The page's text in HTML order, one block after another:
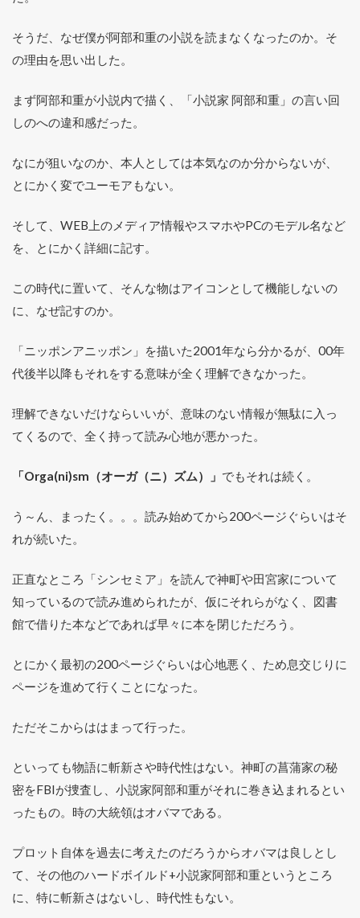
そうだ、なぜ僕が阿部和重の小説を読まなくなったのか。そ
の理由を思い出した。
まず阿部和重が小説内で描く、「小説家 阿部和重」の言い回
しのへの違和感だった。
なにが狙いなのか、本人としては本気なのか分からないが、
とにかく変でユーモアもない。
そして、WEB上のメディア情報やスマホやPCのモデル名など
を、とにかく詳細に記す。
この時代に置いて、そんな物はアイコンとして機能しないの
に、なぜ記すのか。
「ニッポンアニッポン」を描いた2001年なら分かるが、00年
代後半以降もそれをする意味が全く理解できなかった。
理解できないだけならいいが、意味のない情報が無駄に入っ
てくるので、全く持って読み心地が悪かった。
「Orga(ni)sm（オーガ（ニ）ズム）」 でもそれは続く。
う～ん、まったく。。。読み始めてから200ページぐらいはそ
れが続いた。
正直なところ「シンセミア」を読んで神町や田宮家について
知っているので読み進められたが、仮にそれらがなく、図書
館で借りた本などであれば早々に本を閉じただろう。
とにかく最初の200ページぐらいは心地悪く、ため息交じりに
ページを進めて行くことになった。
ただそこからははまって行った。
といっても物語に斬新さや時代性はない。神町の菖蒲家の秘
密をFBIが捜査し、小説家阿部和重がそれに巻き込まれるとい
ったもの。時の大統領はオバマである。
プロット自体を過去に考えたのだろうからオバマは良しとし
て、その他のハードボイルド+小説家阿部和重というところ
に、特に斬新さはないし、時代性もない。